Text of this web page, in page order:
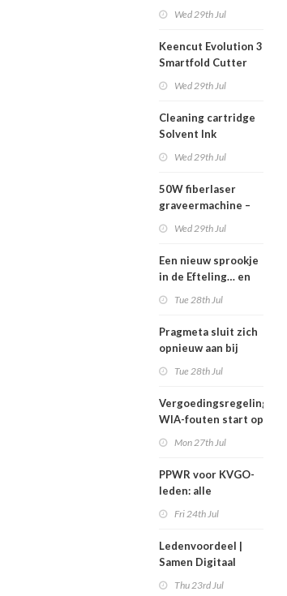
Wed 29th Jul
Keencut Evolution 3
Smartfold Cutter
Wed 29th Jul
Cleaning cartridge
Solvent Ink
Wed 29th Jul
50W fiberlaser
graveermachine –
Wed 29th Jul
Een nieuw sprookje
in de Efteling… en
Tue 28th Jul
Pragmeta sluit zich
opnieuw aan bij
Tue 28th Jul
Vergoedingsregeling
WIA-fouten start op
Mon 27th Jul
PPWR voor KVGO-
leden: alle
webinar
overzichtelijk op
Fri 24th Jul
Ledenvoordeel |
Samen Digitaal
Thu 23rd Jul